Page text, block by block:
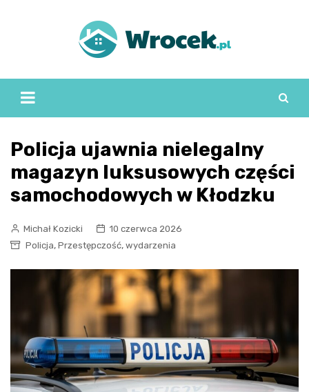
Policja ujawnia nielegalny
magazyn luksusowych części
samochodowych w Kłodzku
Michał Kozicki
10 czerwca 2026
Policja, Przestępczość, wydarzenia